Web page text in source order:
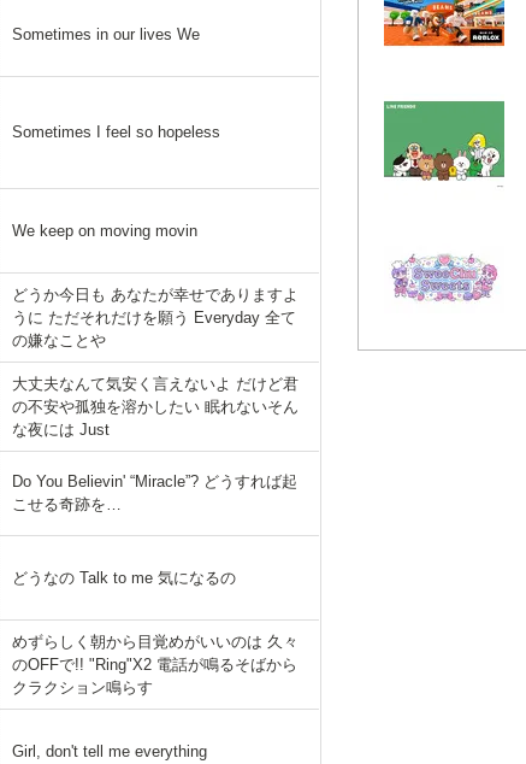
Sometimes in our lives We
Sometimes I feel so hopeless
H.SU
We keep on moving movin
どうか今日も あなたが幸せでありますよ
うに ただそれだけを願う Everyday 全て
の嫌なことや
大丈夫なんて気安く言えないよ だけど君
の不安や孤独を溶かしたい 眠れないそん
な夜には Just
Do You Believin' “Miracle”? どうすれば起
こせる奇跡を…
どうなの Talk to me 気になるの
めずらしく朝から目覚めがいいのは 久々
のOFFで!! "Ring"X2 電話が鳴るそばから
クラクション鳴らす
Girl, don't tell me everything